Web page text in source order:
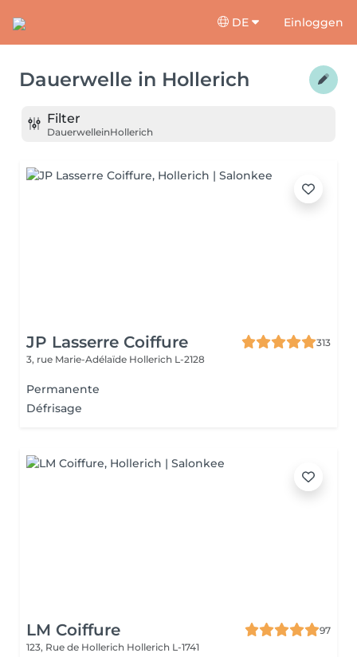
DE Einloggen
Dauerwelle in Hollerich
Filter
DauerwelleinHollerich
JP Lasserre Coiffure
313
3, rue Marie-Adélaïde Hollerich L-2128
Permanente
Défrisage
LM Coiffure
97
123, Rue de Hollerich Hollerich L-1741